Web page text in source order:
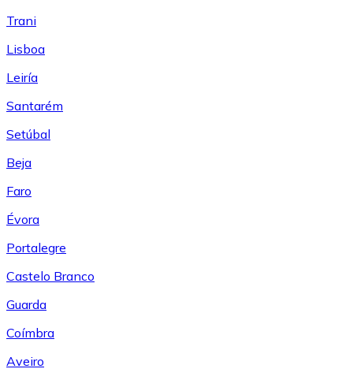
Trani
Lisboa
Leiría
Santarém
Setúbal
Beja
Faro
Évora
Portalegre
Castelo Branco
Guarda
Coímbra
Aveiro